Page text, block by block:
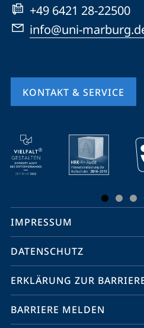
+49 6421 28-22500
info@uni-
KONTAKT & SERVICE
Mobile-
Service-
Navigation
Social
Media
Kontakte
IMPRESSUM
DATENSCHUTZ
ERKLÄRUNG ZUR
BARRIERE MELDEN